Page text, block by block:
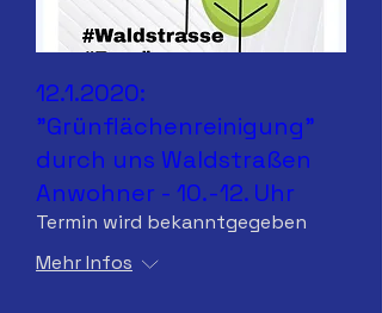
12.1.2020:
"Grünflächenreinigung"
durch uns Waldstraßen
Anwohner - 10.-12. Uhr
Termin wird bekanntgegeben
Mehr Infos